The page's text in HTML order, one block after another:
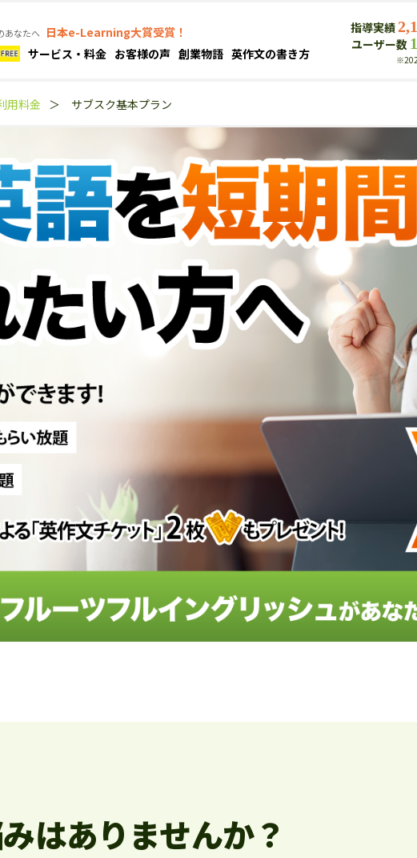
あなたへ 日本e-Learning大賞受賞！
サービス・料金 お客様の声 創業物語 英作文の書き方
指導実績
ユーザー数
用料金 ＞ サブスク基本プラン
はありませんか？